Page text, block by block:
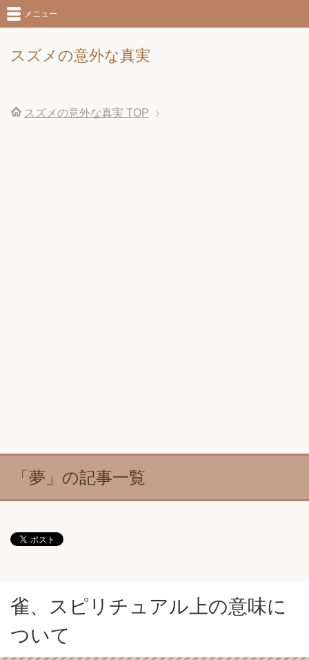
スズメの意外な真実
メニュー
スズメの意外な真実 TOP
「夢」の記事一覧
雀、スピリチュアル上の意味に
ついて